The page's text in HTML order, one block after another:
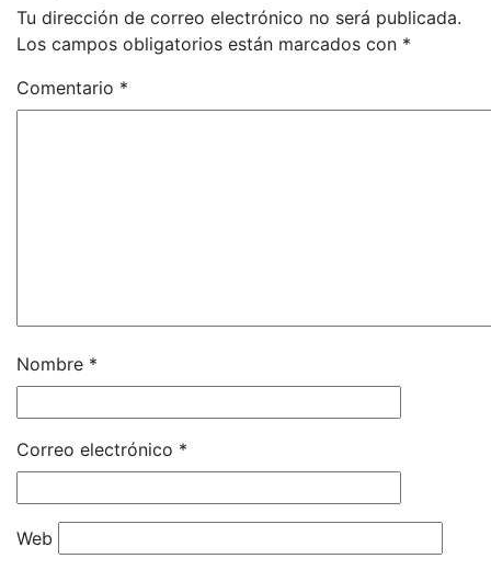
Tu dirección de correo electrónico no será publicada.
Los campos obligatorios están marcados con *
Comentario *
Nombre *
Correo electrónico *
Web